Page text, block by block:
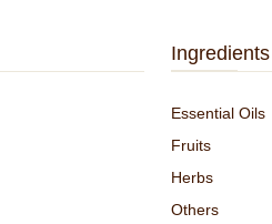
Ingredients
Essential Oils
Fruits
Herbs
Others